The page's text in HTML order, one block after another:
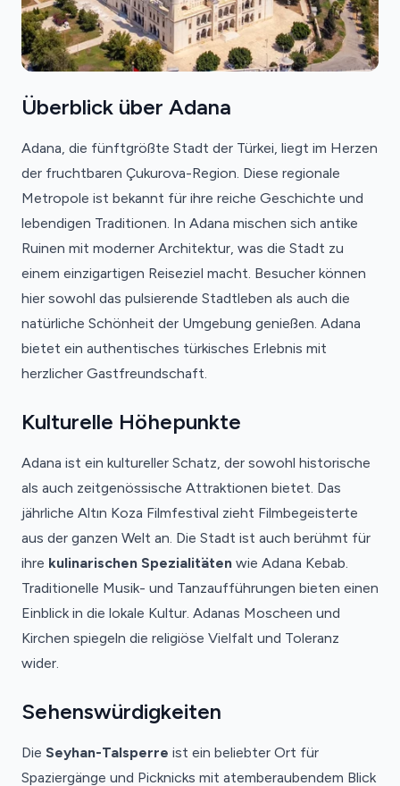
Überblick über Adana
Adana, die fünftgrößte Stadt der Türkei, liegt im Herzen
der fruchtbaren Çukurova-Region. Diese regionale
Metropole ist bekannt für ihre reiche Geschichte und
lebendigen Traditionen. In Adana mischen sich antike
Ruinen mit moderner Architektur, was die Stadt zu
einem einzigartigen Reiseziel macht. Besucher können
hier sowohl das pulsierende Stadtleben als auch die
natürliche Schönheit der Umgebung genießen. Adana
bietet ein authentisches türkisches Erlebnis mit
herzlicher Gastfreundschaft.
Kulturelle Höhepunkte
Adana ist ein kultureller Schatz, der sowohl historische
als auch zeitgenössische Attraktionen bietet. Das
jährliche Altın Koza Filmfestival zieht Filmbegeisterte
aus der ganzen Welt an. Die Stadt ist auch berühmt für
ihre kulinarischen Spezialitäten wie Adana Kebab.
Traditionelle Musik- und Tanzaufführungen bieten einen
Einblick in die lokale Kultur. Adanas Moscheen und
Kirchen spiegeln die religiöse Vielfalt und Toleranz
wider.
Sehenswürdigkeiten
Die Seyhan-Talsperre ist ein beliebter Ort für
Spaziergänge und Picknicks mit atemberaubendem Blick